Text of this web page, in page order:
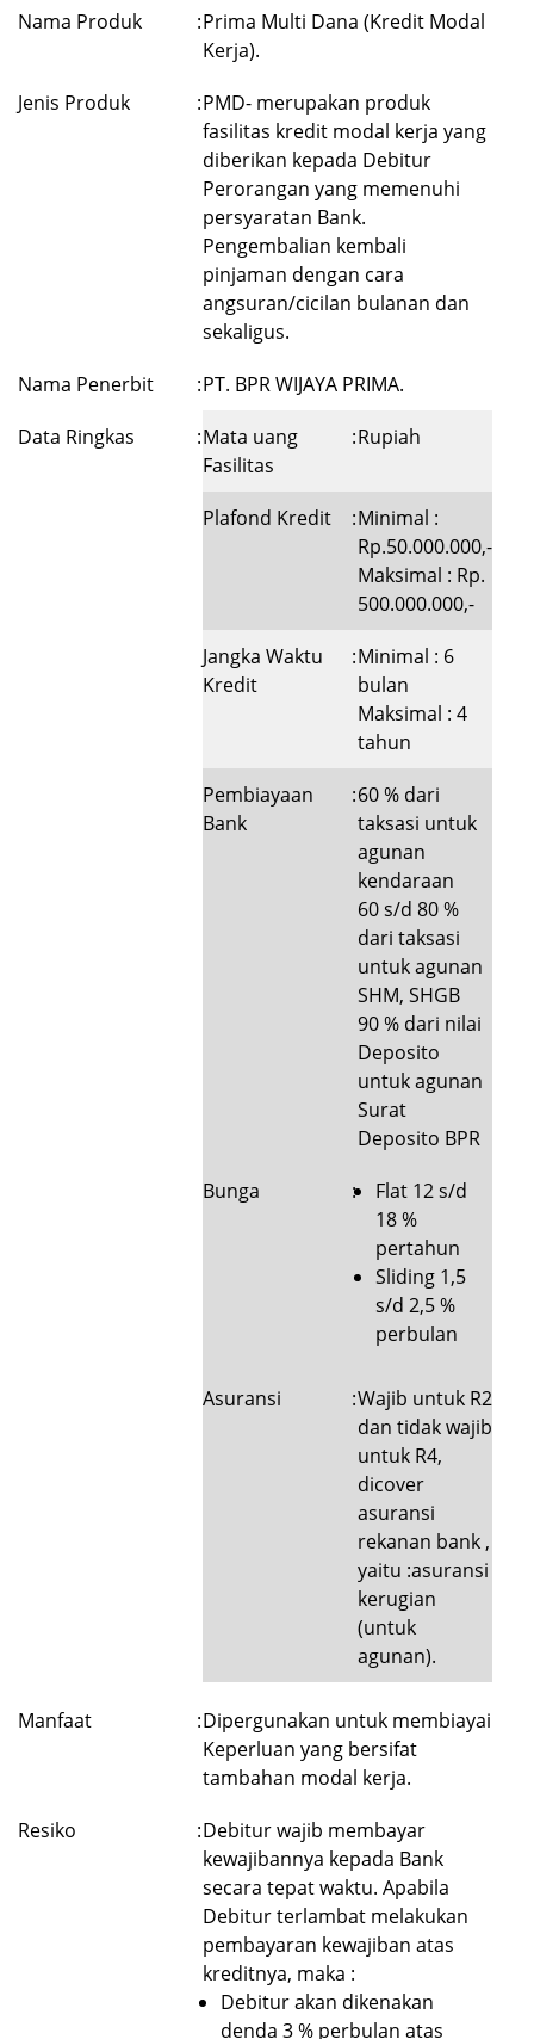
Nama Produk :Prima Multi Dana (Kredit Modal
Kerja).
Jenis Produk
:PMD- merupakan produk
fasilitas kredit modal kerja yang
diberikan kepada Debitur
Perorangan yang memenuhi
persyaratan Bank.
Pengembalian kembali
pinjaman dengan cara
angsuran/cicilan bulanan dan
sekaligus.
Nama Penerbit
:PT. BPR WIJAYA PRIMA.
Data Ringkas
:Mata uang
Fasilitas
:Rupiah
Plafond Kredit :Minimal :
Rp.50.000.000,-
Maksimal : Rp.
500.000.000,-
Jangka Waktu
Kredit
:Minimal : 6
bulan
Maksimal : 4
tahun
Pembiayaan
Bank
:60 % dari
taksasi untuk
agunan
kendaraan
60 s/d 80 %
dari taksasi
untuk agunan
SHM, SHGB
90 % dari nilai
Deposito
untuk agunan
Surat
Deposito BPR
Bunga
:
Flat 12 s/d
18 %
pertahun
Sliding 1,5
s/d 2,5 %
perbulan
Asuransi :Wajib untuk R2
dan tidak wajib
untuk R4,
dicover
asuransi
rekanan bank ,
yaitu :asuransi
kerugian
(untuk
agunan).
Manfaat :Dipergunakan untuk membiayai
Keperluan yang bersifat
tambahan modal kerja.
Resiko
:Debitur wajib membayar
kewajibannya kepada Bank
secara tepat waktu. Apabila
Debitur terlambat melakukan
pembayaran kewajiban atas
kreditnya, maka :
Debitur akan dikenakan
denda 3 % perbulan atas